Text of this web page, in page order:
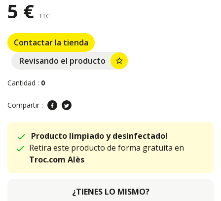
5 € TTC
Contactar la tienda
Revisando el producto
star_border
Cantidad : 0
Compartir :
Producto limpiado y desinfectado!
Retira este producto de forma gratuita en
Troc.com Alès
¿TIENES LO MISMO?